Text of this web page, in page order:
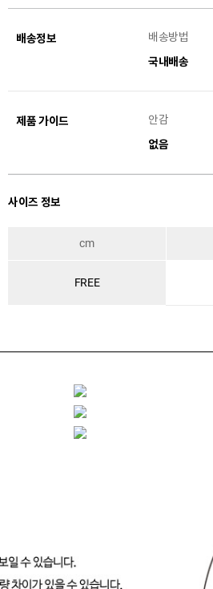
배송정보
배송방법
국내배송
제품 가이드
안감
없음
사이즈 정보
cm
FREE